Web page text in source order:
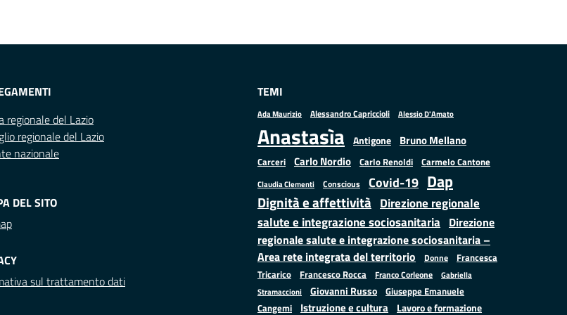
regionale del Lazio
regionale del Lazio
nazionale
DEL SITO
sul trattamento dati
TEMI
Ada Maurizio Alessandro Capriccioli Alessio D'Amato
Anastasìa Antigone Bruno Mellano
Carceri Carlo Nordio Carlo Renoldi Carmelo Cantone
Claudia Clementi Conscious Covid-19 Dap
Dignità e affettività Direzione regionale
salute e integrazione sociosanitaria Direzione
regionale salute e integrazione sociosanitaria –
Area rete integrata del territorio
Donne
Francesca
Tricarico
Francesco Rocca Franco Corleone
Gabriella
Stramaccioni
Giovanni Russo Giuseppe Emanuele
Cangemi
Istruzione e cultura Lavoro e formazione